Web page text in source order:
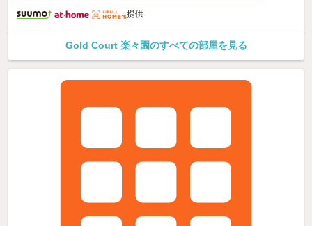
提供
Gold Court 楽々園のすべての部屋を見る